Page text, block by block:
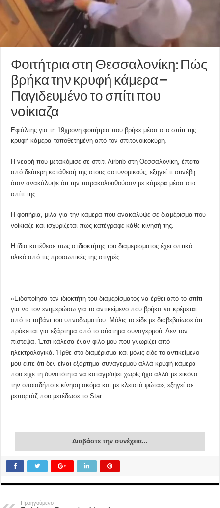
Φοιτήτρια στη Θεσσαλονίκη: Πώς
βρήκα την κρυφή κάμερα –
Παγιδευμένο το σπίτι που
νοίκιαζα
Εφιάλτης για τη 19χρονη φοιτήτρια που βρήκε μέσα στο σπίτι της
κρυφή κάμερα τοποθετημένη από τον σπιτονοικοκύρη.
Η νεαρή που μετακόμισε σε σπίτι Airbnb στη Θεσσαλονίκη, έπειτα
από δεύτερη κατάθεσή της στους αστυνομικούς, εξηγεί τι συνέβη
όταν ανακάλυψε ότι την παρακολουθούσαν με κάμερα μέσα στο
σπίτι της.
Η φοιτήρια, μιλά για την κάμερα που ανακάλυψε σε διαμέρισμα που
νοίκιαζε και ισχυρίζεται πως κατέγραφε κάθε κίνησή της.
Η ίδια κατέθεσε πως ο ιδιοκτήτης του διαμερίσματος έχει οπτικό
υλικό από τις προσωπικές της στιγμές.
«Ειδοποίησα τον ιδιοκτήτη του διαμερίσματος να έρθει από το σπίτι
για να τον ενημερώσω για το αντικείμενο που βρήκα να κρέμεται
από το ταβάνι του υπνοδωματίου. Μόλις το είδε με διαβεβαίωσε ότι
πρόκειται για εξάρτημα από το σύστημα συναγερμού. Δεν τον
πίστεψα. Έτσι κάλεσα έναν φίλο μου που γνωρίζει από
ηλεκτρολογικά. Ήρθε στο διαμέρισμα και μόλις είδε το αντικείμενο
μου είπε ότι δεν είναι εξάρτημα συναγερμού αλλά κρυφή κάμερα
που είχε τη δυνατότητα να καταγράψει χωρίς ήχο αλλά με εικόνα
την οποιαδήποτε κίνηση ακόμα και με κλειστά φώτα», εξηγεί σε
ρεπορτάζ που μετέδωσε το Star.
Διαβάστε την συνέχεια...
Προηγούμενο